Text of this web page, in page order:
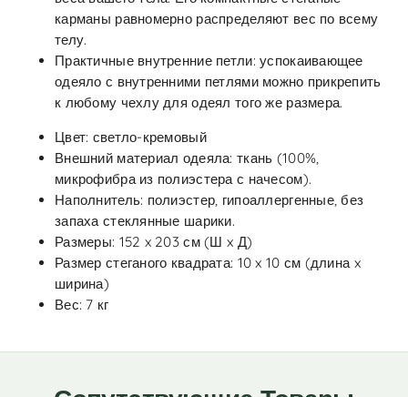
карманы равномерно распределяют вес по всему
телу.
Практичные внутренние петли: успокаивающее
одеяло с внутренними петлями можно прикрепить
к любому чехлу для одеял того же размера.
Цвет: светло-кремовый
Внешний материал одеяла: ткань (100%,
микрофибра из полиэстера с начесом).
Наполнитель: полиэстер, гипоаллергенные, без
запаха стеклянные шарики.
Размеры: 152 x 203 см (Ш x Д)
Размер стеганого квадрата: 10 x 10 см (длина x
ширина)
Вес: 7 кг